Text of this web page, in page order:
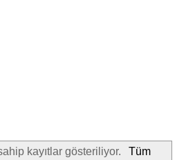
kayıtlar gösteriliyor.
Tüm